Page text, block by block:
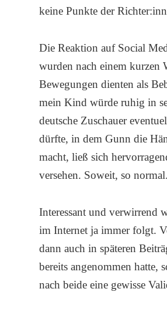
keine Punkte der
Die Reaktion auf Social
wurden nach einem
Bewegungen dienten als
mein Kind würde ruhig in
deutsche Zuschauer
dürfte, in dem Gunn die
macht, ließ sich
versehen. Soweit, so
Interessant und verwirrend
im Internet ja immer folgt.
dann auch in späteren
bereits angenommen hatte,
nach beide eine gewisse